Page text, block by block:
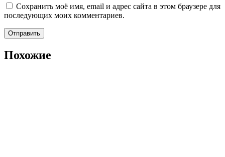
Сохранить моё имя, email и адрес сайта в этом браузере для
последующих моих комментариев.
Похожие